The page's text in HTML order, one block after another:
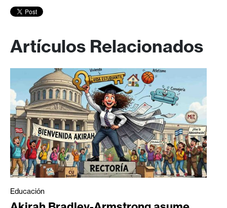
Artículos Relacionados
Educación